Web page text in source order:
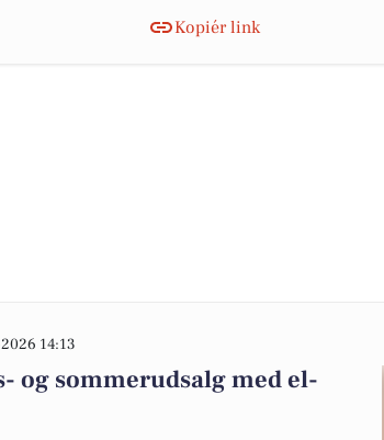
Kopiér link
14:13
og sommerudsalg med el-